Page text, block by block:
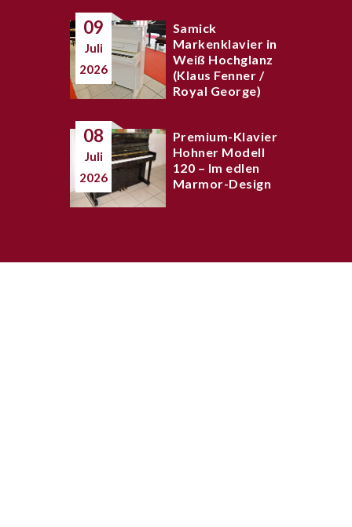
09
Juli
2026
Samick
Markenklavier in
Weiß Hochglanz
(Klaus Fenner /
Royal George)
08
Juli
2026
Premium-Klavier
Hohner Modell
120 – Im edlen
Marmor-Design